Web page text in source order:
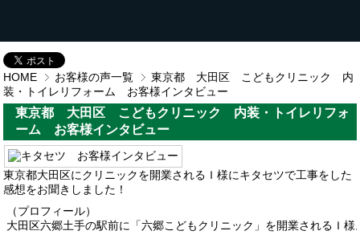
HOME お客様の声一覧
東京都 大田区 こどもクリニック 内
装・トイレリフォーム お客様インタビュー
東京都 大田区 こどもクリニック 内装・トイレリフォ
ーム お客様インタビュー
東京都大田区にクリニックを開業されるＩ様にキタセツで工事をした
感想をお聞きしました！
（プロフィール）
大田区六郷土手の駅前に「六郷こどもクリニック」を開業されるＩ様